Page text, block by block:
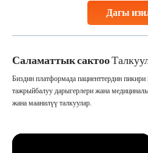
Дагы
Саламаттык сактоо
Биздин платформада пациенттердин
тажрыйбалуу дарыгерлери жана
жана маанилүү талкуулар.